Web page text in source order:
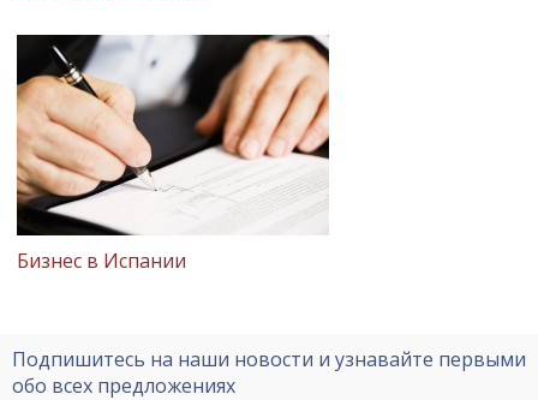
Бизнес в Испании
Подпишитесь на наши новости и узнавайте первыми
обо всех предложениях